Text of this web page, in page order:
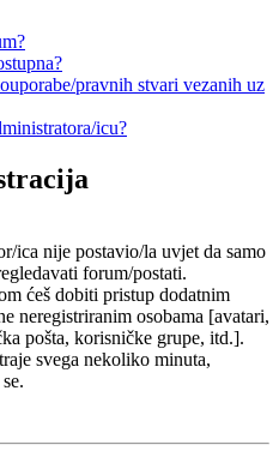
pravnih stvari vezanih uz
icu?
ica nije postavio/la uvjet da samo
forum/postati.
ćeš dobiti pristup dodatnim
neregistriranim osobama [avatari,
pošta, korisničke grupe, itd.].
svega nekoliko minuta,